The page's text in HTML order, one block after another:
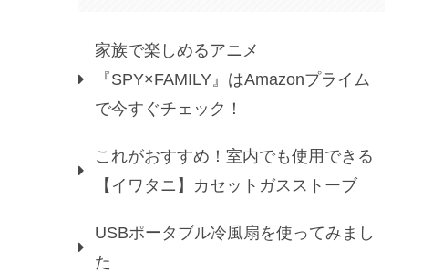
家族で楽しめるアニメ
『SPY×FAMILY』はAmazonプライム
で今すぐチェック！
これがおすすめ！室内でも使用できる
【イワタニ】カセットガスストーブ
USBポータブル冷風扇を使ってみまし
た